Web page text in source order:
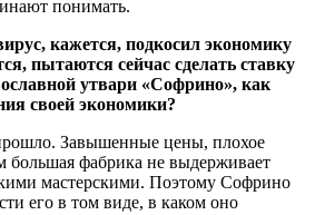
понимать.
кажется, подкосил экономику
пытаются сейчас сделать ставку
утвари «Софрино», как
своей экономики?
Завышенные цены, плохое
большая фабрика не выдерживает
мастерскими. Поэтому Софрино
его в том виде, в каком оно